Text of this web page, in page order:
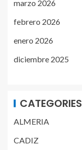
marzo 2026
febrero 2026
enero 2026
diciembre 2025
CATEGORIES
ALMERIA
CADIZ